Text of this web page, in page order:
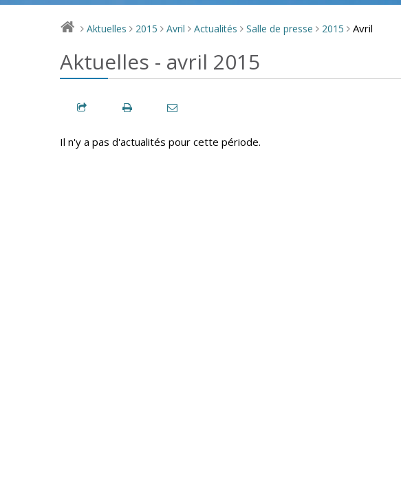
> Aktuelles > 2015 > Avril > Actualités > Salle de presse > 2015 > Avril
Aktuelles - avril 2015
Il n'y a pas d'actualités pour cette période.